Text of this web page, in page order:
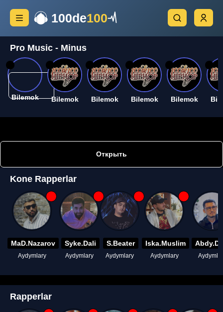
100de100
Pro Music - Minus
Bilemok Bilemok Bilemok Bilemok Bilemok
Открыть
Kone Rapperlar
MaD.Nazarov
Aydymlary
Syke.Dali
Aydymlary
S.Beater
Aydymlary
Iska.Muslim
Aydymlary
Rapperlar